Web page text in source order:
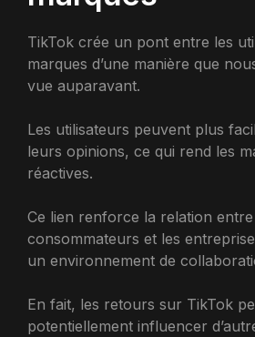
TikTok crée un pont entre les
marques d’une manière que
vue auparavant.
Les utilisateurs peuvent plus
leurs opinions, ce qui rend les
réactives.
Ce lien renforce la relation entre
consommateurs et les
un environnement de
En fait, les retours sur TikTok
potentiellement influencer